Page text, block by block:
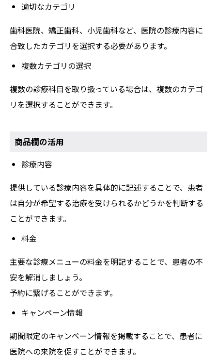
適切なカテゴリ
歯科医院、矯正歯科、小児歯科など、医院の診療内容に
合致したカテゴリを選択する必要があります。
複数カテゴリの選択
複数の診療科目を取り扱っている場合は、複数のカテゴ
リを選択することができます。
商品欄の活用
診療内容
提供している診療内容を具体的に記述することで、患者
は自分が希望する治療を受けられるかどうかを判断する
ことができます。
料金
主要な診療メニューの料金を明記することで、患者の不
安を解消しましょう。
予約に繋げることができます。
キャンペーン情報
期間限定のキャンペーン情報を掲載することで、患者に
医院への来院を促すことができます。